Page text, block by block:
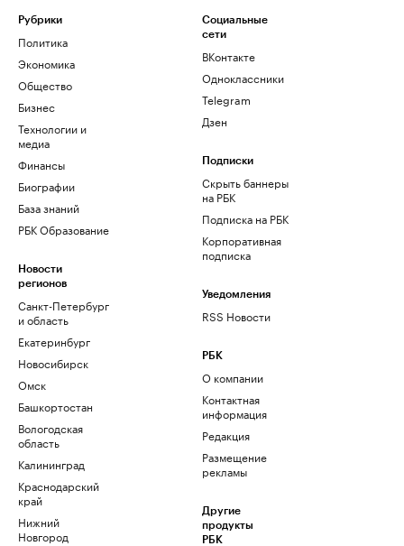
Рубрики
Политика
Экономика
Общество
Бизнес
Технологии и
медиа
Финансы
Биографии
База знаний
РБК Образование
Новости
регионов
Санкт-Петербург
и область
Екатеринбург
Новосибирск
Омск
Башкортостан
Вологодская
область
Калининград
Краснодарский
край
Нижний
Новгород
Социальные
сети
ВКонтакте
Одноклассники
Telegram
Дзен
Подписки
Скрыть баннеры
на РБК
Подписка на РБК
Корпоративная
подписка
Уведомления
RSS Новости
РБК
О компании
Контактная
информация
Редакция
Размещение
рекламы
Другие
продукты
РБК